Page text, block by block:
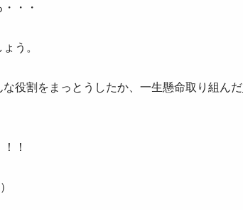
・・
う。
役割をまっとうしたか、一生懸命取り組んだ
！